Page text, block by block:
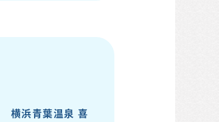
横浜青葉温泉 喜